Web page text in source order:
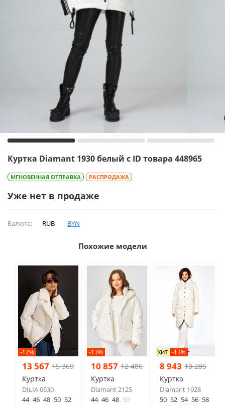
Куртка Diamant 1930 белый с ID товара 448965
МГНОВЕННАЯ ОТПРАВКА РАСПРОДАЖА
Уже нет в продаже
Валюта: RUB BYN
Похожие модели
-12%
13 567 15 369
Куртка
DILIA 0630
44 46 48 50 52
-13%
10 857 12 486
Куртка
Diamant 2125
44 46 48 50
ХИТ -13%
8 943 10 285
Куртка
Diamant 1928
50 52 54 56 58